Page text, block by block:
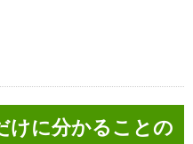
けに分かることの